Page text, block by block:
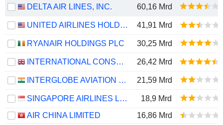
DELTA AIR LINES, INC. 60,16 Mrd
UNITED AIRLINES HOLDINGS, INC. 41,91 Mrd
RYANAIR HOLDINGS PLC 30,25 Mrd
INTERNATIONAL CONSOLIDATED AIRLINES GROUP, S.A. 26,42 Mrd
INTERGLOBE AVIATION LIMITED 21,59 Mrd
SINGAPORE AIRLINES LIMITED
18,9 Mrd
AIR CHINA LIMITED
16,86 Mrd